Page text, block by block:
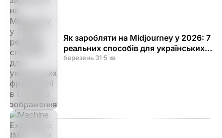
Як заробляти на Midjourney у 2026: 7
реальних способів для українських
фрилансерів
березень 31·5 хв